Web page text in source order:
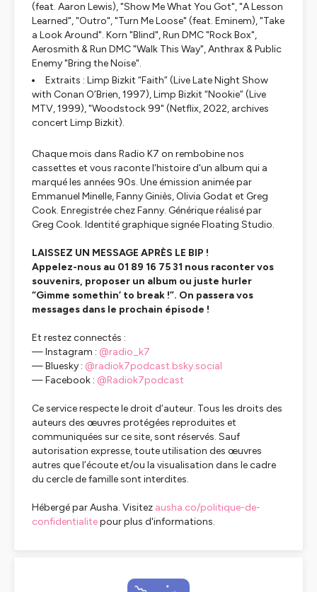
(feat. Aaron Lewis), "Show Me What You Got", "A Lesson
Learned", "Outro", "Turn Me Loose" (feat. Eminem), "Take
a Look Around". Korn "Blind", Run DMC "Rock Box",
Aerosmith & Run DMC "Walk This Way", Anthrax & Public
Enemy "Bring the Noise".
Extraits : Limp Bizkit “Faith” (Live Late Night Show
with Conan O’Brien, 1997), Limp Bizkit “Nookie” (Live
MTV, 1999), "Woodstock 99" (Netflix, 2022, archives
concert Limp Bizkit).
Chaque mois dans Radio K7 on rembobine nos
cassettes et vous raconte l'histoire d'un album qui a
marqué les années 90s. Une émission animée par
Emmanuel Minelle, Fanny Giniès, Olivia Godat et Greg
Cook. Enregistrée chez Fanny. Générique réalisé par
Greg Cook. Identité graphique signée Floating Studio.
LAISSEZ UN MESSAGE APRÈS LE BIP !
Appelez-nous au 01 89 16 75 31 nous raconter vos
souvenirs, proposer un album ou juste hurler
“Gimme somethin’ to break !”. On passera vos
messages dans le prochain épisode !
Et restez connectés :
— Instagram : @radio_k7
— Bluesky : @radiok7podcast.bsky.social
— Facebook : @Radiok7podcast
Ce service respecte le droit d’auteur. Tous les droits des
auteurs des œuvres protégées reproduites et
communiquées sur ce site, sont réservés. Sauf
autorisation expresse, toute utilisation des œuvres
autres que l’écoute et/ou la visualisation dans le cadre
du cercle de famille sont interdites.
Hébergé par Ausha. Visitez ausha.co/politique-de-
confidentialitepour plus d'informations.